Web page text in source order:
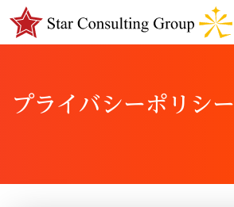
プライバシーポリシー